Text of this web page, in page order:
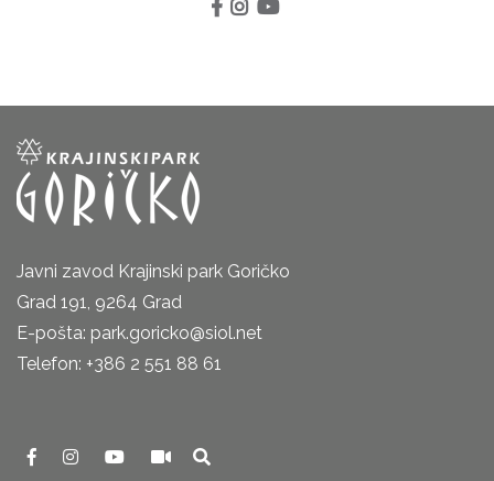
Javni zavod Krajinski park Goričko
Grad 191, 9264 Grad
E-pošta: park.goricko@siol.net
Telefon: +386 2 551 88 61